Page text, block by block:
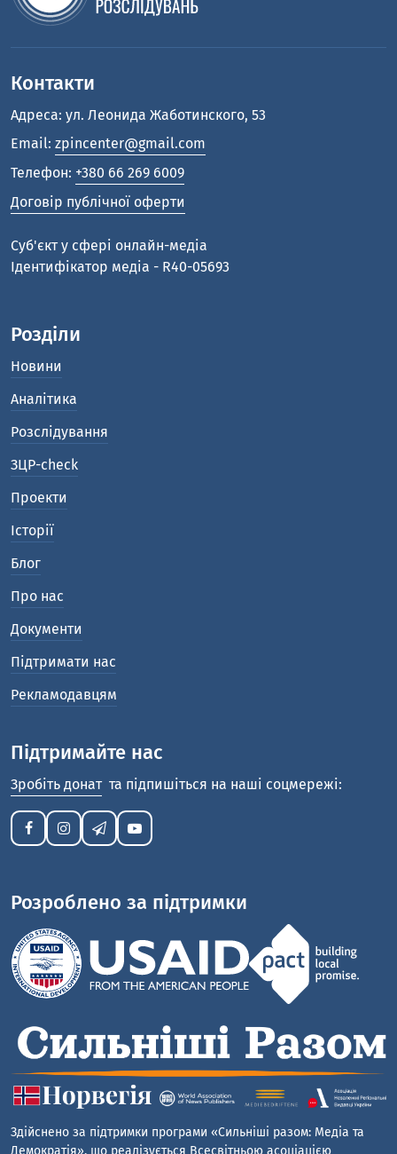
Контакти
Адреса: ул. Леонида Жаботинского, 53
Email: zpincenter@gmail.com
Телефон: +380 66 269 6009
Договір публічної оферти
Cуб'єкт у сфері онлайн-медіа
Ідентифікатор медіа - R40-05693
Розділи
Новини
Аналітика
Розслідування
ЗЦР-check
Проекти
Історії
Блог
Про нас
Документи
Підтримати нас
Рекламодавцям
Підтримайте нас
Зробіть донат та підпишіться на наші соцмережі:
Розроблено за підтримки
Здійснено за підтримки програми «Сильніші разом: Медіа та
Демократія», що реалізується Всесвітньою асоціацією